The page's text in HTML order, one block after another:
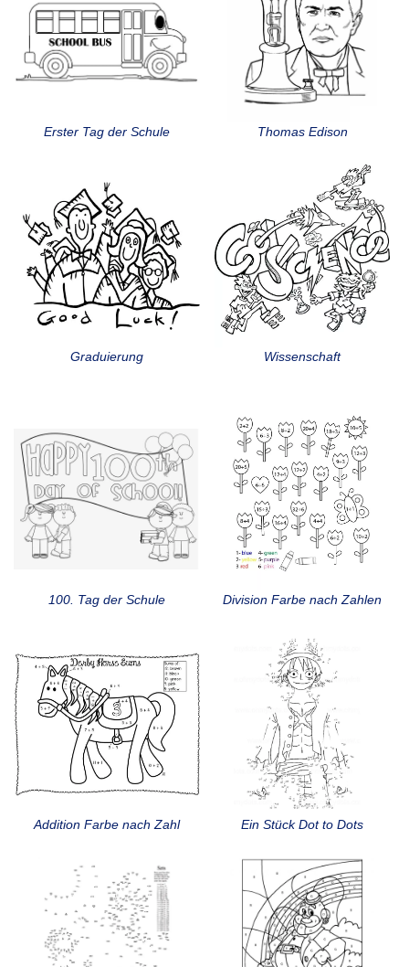
Erster Tag der Schule Thomas Edison
Graduierung Wissenschaft
100. Tag der Schule Division Farbe nach Zahlen
Addition Farbe nach Zahl Ein Stück Dot to Dots